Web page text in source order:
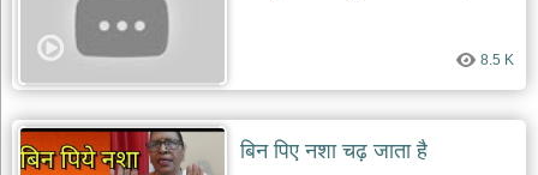
8.5 K
बिन पिए नशा चढ़ जाता है